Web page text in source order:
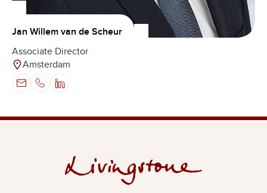
Jan Willem van de Scheur
Associate Director
Amsterdam